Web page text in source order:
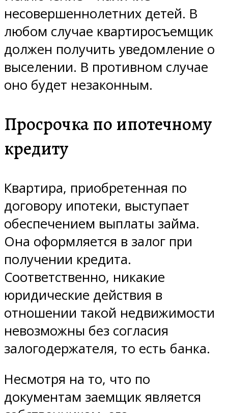
несовершеннолетних детей. В
любом случае квартиросъемщик
должен получить уведомление о
выселении. В противном случае
оно будет незаконным.
Просрочка по ипотечному
кредиту
Квартира, приобретенная по
договору ипотеки, выступает
обеспечением выплаты займа.
Она оформляется в залог при
получении кредита.
Соответственно, никакие
юридические действия в
отношении такой недвижимости
невозможны без согласия
залогодержателя, то есть банка.
Несмотря на то, что по
документам заемщик является